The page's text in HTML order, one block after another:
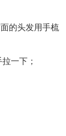
的头发用手梳
一下；